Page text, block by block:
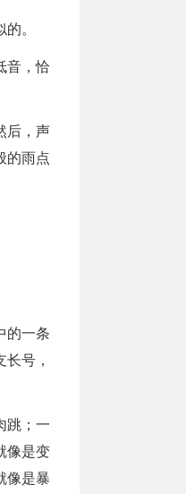
。
音，恰
后，声
的雨点
的一条
号，
跳；一
像是变
像是暴